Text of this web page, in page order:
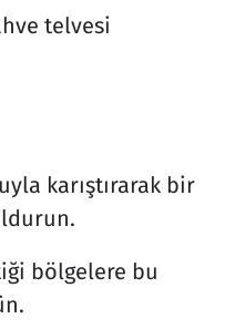
telvesi
karıştırarak bir
bölgelere bu